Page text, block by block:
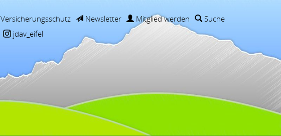
Versicherungsschutz Newsletter Mitglied werden
Suche
jdav_eifel